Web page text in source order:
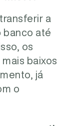
a
banco até
os
baixos
já
o